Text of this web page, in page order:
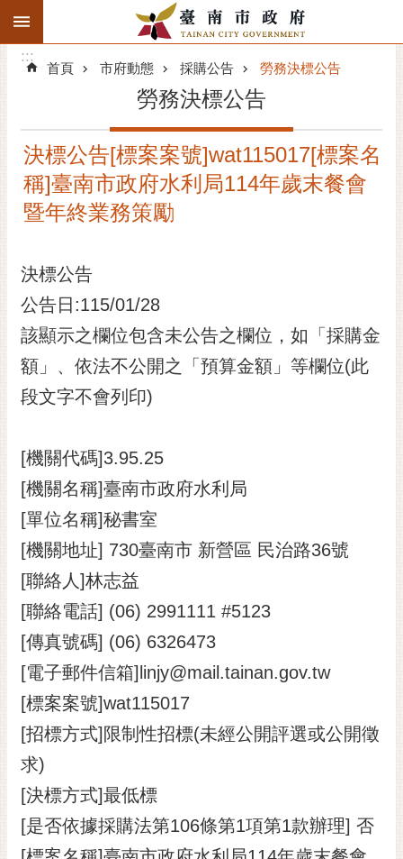
跳到主要內容區塊
搜
階
精彩府城
市府動態
市政資訊
市民互動
偉
哲
螢
光
花
桐
花
祭
網
站
導
覽
訂
閱
RSS
:::
:::
首頁 市府動態 採購公告 勞務決標公告
勞務決標公告
決標公告[標案案號]wat115017[標案名
稱]臺南市政府水利局114年歲末餐會
暨年終業務策勵
決標公告
公告日:115/01/28
該顯示之欄位包含未公告之欄位，如「採購金
額」、依法不公開之「預算金額」等欄位(此
段文字不會列印)
[機關代碼]3.95.25
[機關名稱]臺南市政府水利局
[單位名稱]秘書室
[機關地址] 730臺南市 新營區 民治路36號
[聯絡人]林志益
[聯絡電話] (06) 2991111 #5123
[傳真號碼] (06) 6326473
[電子郵件信箱]linjy@mail.tainan.gov.tw
[標案案號]wat115017
[招標方式]限制性招標(未經公開評選或公開徵
求)
[決標方式]最低標
[是否依據採購法第106條第1項第1款辦理] 否